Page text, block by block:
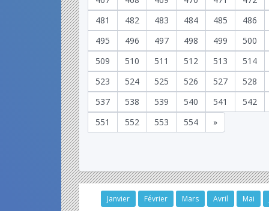
481
482 483 484 485
486
495
496 497 498 499
500
509
510 511 512 513
514
523
524 525 526 527
528
537
538 539 540 541
542
551
552 553 554 »
Janvier Février Mars Avril Mai